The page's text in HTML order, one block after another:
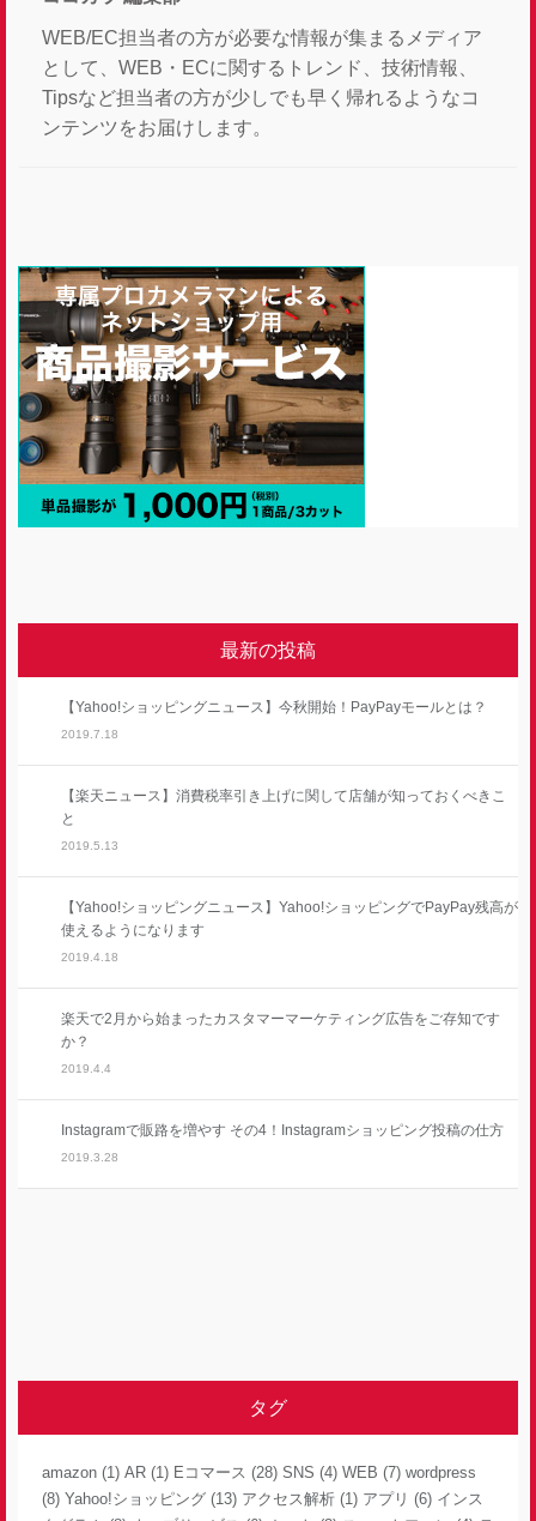
WEB/EC担当者の方が必要な情報が集まるメディア
として、WEB・ECに関するトレンド、技術情報、
Tipsなど担当者の方が少しでも早く帰れるようなコ
ンテンツをお届けします。
最新の投稿
【Yahoo!ショッピングニュース】今秋開始！PayPayモールとは？
2019.7.18
【楽天ニュース】消費税率引き上げに関して店舗が知っておくべきこ
と
2019.5.13
【Yahoo!ショッピングニュース】Yahoo!ショッピングでPayPay残高が
使えるようになります
2019.4.18
楽天で2月から始まったカスタマーマーケティング広告をご存知です
か？
2019.4.4
Instagramで販路を増やす その4！Instagramショッピング投稿の仕方
2019.3.28
タグ
amazon (1) AR (1) Eコマース (28) SNS (4) WEB (7) wordpress
(8) Yahoo!ショッピング (13) アクセス解析 (1) アプリ (6) インス